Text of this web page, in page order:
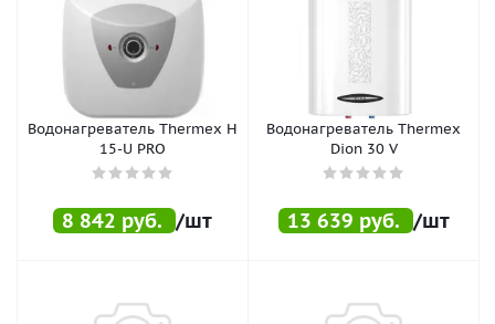
Водонагреватель Thermex H
15-U PRO
8 842 руб. /шт
Водонагреватель Thermex
Dion 30 V
13 639 руб. /шт